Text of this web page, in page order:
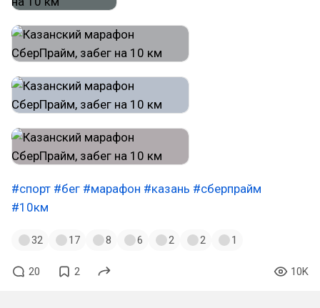
#спорт #бег #марафон #казань #сберпрайм
#10км
32 17 8 6 2 2 1
20 2 10K